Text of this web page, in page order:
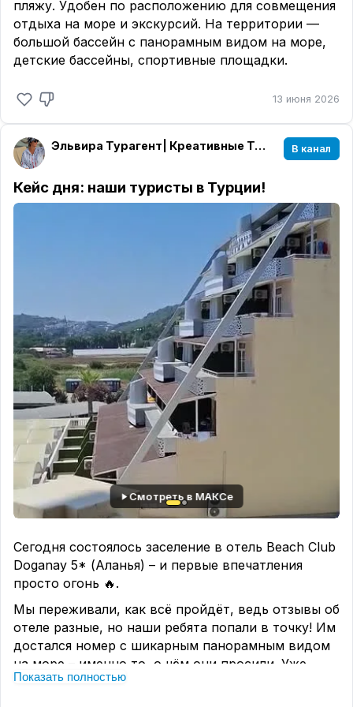
пляжу. Удобен по расположению для совмещения
отдыха на море и экскурсий. На территории —
большой бассейн с панорамным видом на море,
детские бассейны, спортивные площадки.
13 июня 2026
Эльвира Турагент| Креативные Туры| Уфа🌏✈️🌴 В канал
Кейс дня: наши туристы в Турции!
Смотреть в МАКСе
Сегодня состоялось заселение в отель Beach Club
Doganay 5* (Аланья) – и первые впечатления
просто огонь 🔥.
Мы переживали, как всё пройдёт, ведь отзывы об
отеле разные, но наши ребята попали в точку! Им
достался номер с шикарным панорамным видом
на море – именно то, о чём они просили. Уже
отправили нам видео – видно, как они счастливы:
Показать полностью